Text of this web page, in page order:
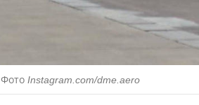
Фото Instagram.com/dme.aero